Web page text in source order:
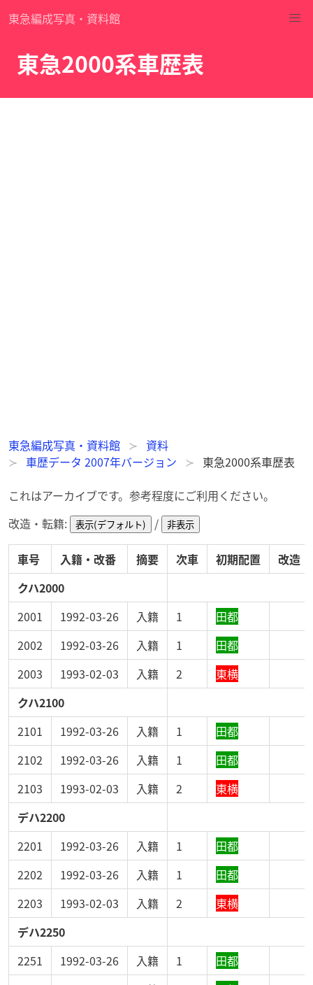
東急編成写真・資料館
東急2000系車歴表
東急編成写真・資料館
資料
車歴データ 2007年バージョン
東急2000系車歴表
これはアーカイブです。参考程度にご利用ください。
改造・転籍:
表示(デフォルト) / 非表示
車号 入籍・改番 摘要 次車 初期配置
改造
クハ2000
2001
1992-03-26 入籍 1
田都
2002
1992-03-26 入籍 1
田都
2003
1993-02-03 入籍 2
東横
クハ2100
2101
1992-03-26 入籍 1
田都
2102
1992-03-26 入籍 1
田都
2103
1993-02-03 入籍 2
東横
デハ2200
2201
1992-03-26 入籍 1
田都
2202
1992-03-26 入籍 1
田都
2203
1993-02-03 入籍 2
東横
デハ2250
2251
1992-03-26 入籍 1
田都